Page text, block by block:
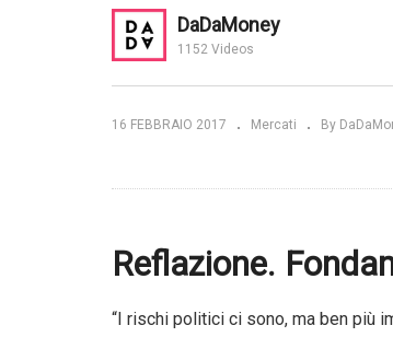
Scenario dei mercati, asset
class da privilegiare e i fondi
DaDaMoney
1152 Videos
16 FEBBRAIO 2017 Mercati By
Reflazione.
“I rischi politici ci sono, ma ben più